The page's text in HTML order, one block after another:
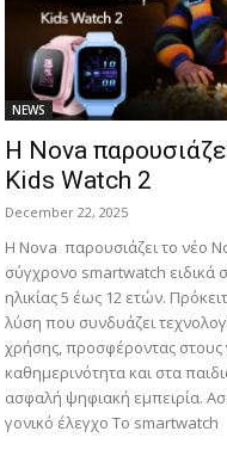
NEWS
Η Nova
Kids Watch 2
December 22, 2025
Η Nova παρουσιάζει το νέο
σύγχρονο smartwatch ειδικά
ηλικίας 5 έως 12 ετών.
λύση που συνδυάζει
χρήσης, προσφέροντας στους
καθημερινότητα και στα
ασφαλή ψηφιακή εμπειρία.
γονικό έλεγχο Το smartwatch